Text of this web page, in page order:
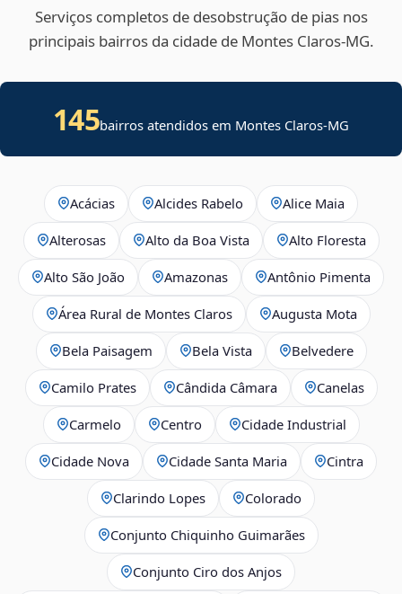
Serviços completos de desobstrução de pias nos
principais bairros da cidade de Montes Claros‑MG.
145bairros atendidos em Montes Claros-MG
Acácias Alcides Rabelo Alice Maia
Alterosas Alto da Boa Vista Alto Floresta
Alto São João Amazonas Antônio Pimenta
Área Rural de Montes Claros Augusta Mota
Bela Paisagem Bela Vista Belvedere
Camilo Prates Cândida Câmara Canelas
Carmelo Centro Cidade Industrial
Cidade Nova Cidade Santa Maria Cintra
Clarindo Lopes Colorado
Conjunto Chiquinho Guimarães
Conjunto Ciro dos Anjos